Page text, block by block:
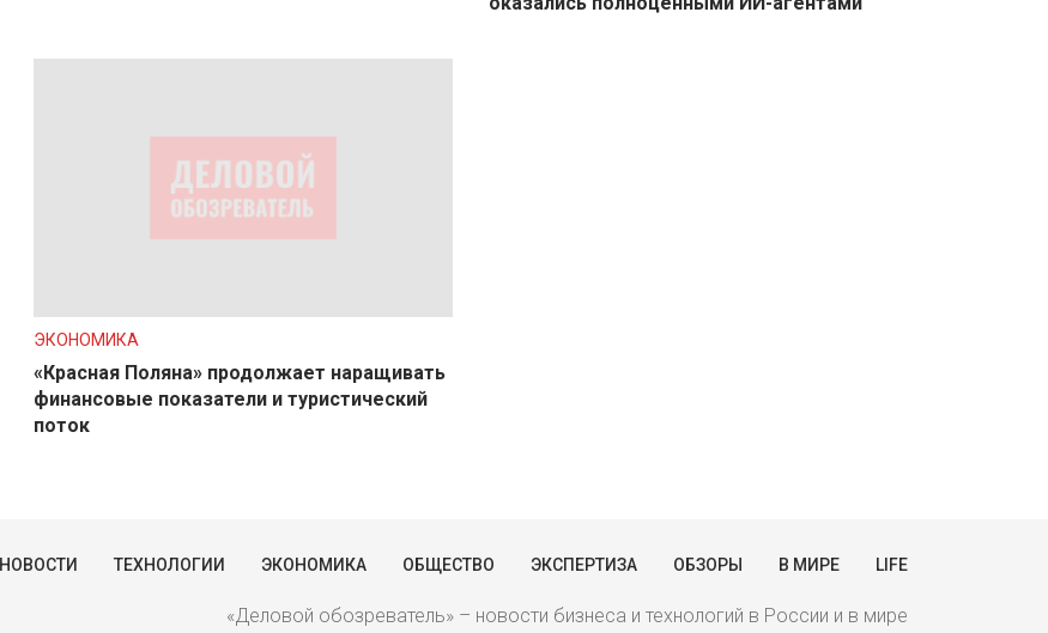
ЭКОНОМИКА
«Красная Поляна» продолжает наращивать
финансовые показатели и туристический
поток
НОВОСТИ ТЕХНОЛОГИИ ЭКОНОМИКА ОБЩЕСТВО ЭКСПЕРТИЗА ОБЗОРЫ В МИРЕ LIFE
«Деловой обозреватель» – новости бизнеса и технологий в России и в мире